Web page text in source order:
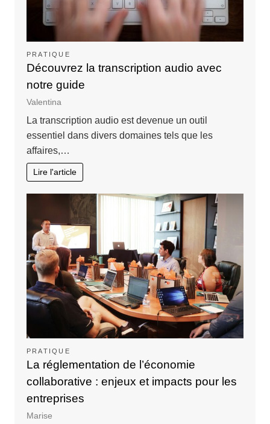
PRATIQUE
Découvrez la transcription audio avec
notre guide
Valentina
La transcription audio est devenue un outil
essentiel dans divers domaines tels que les
affaires,…
Lire l'article
PRATIQUE
La réglementation de l’économie
collaborative : enjeux et impacts pour les
entreprises
Marise